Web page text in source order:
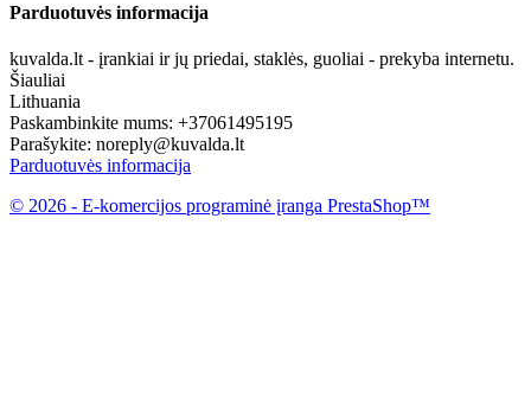
Parduotuvės informacija
kuvalda.lt - įrankiai ir jų priedai, staklės, guoliai - prekyba internetu.
Šiauliai
Lithuania
Paskambinkite mums: +37061495195
Parašykite: noreply@kuvalda.lt
Parduotuvės informacija
© 2026 - E-komercijos programinė įranga PrestaShop™